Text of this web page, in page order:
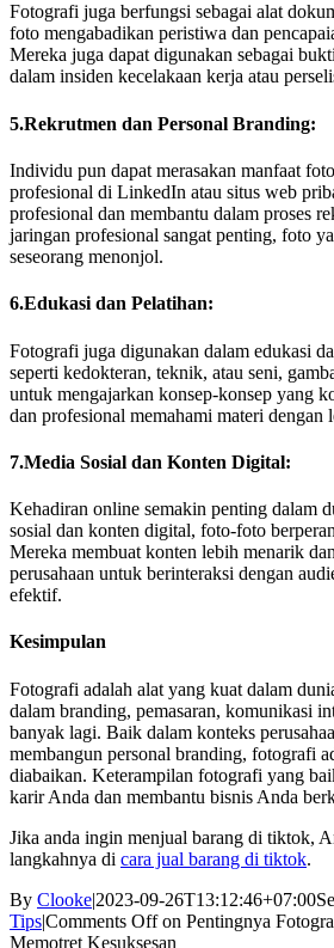
Fotografi juga berfungsi sebagai alat
foto mengabadikan peristiwa dan
Mereka juga dapat digunakan sebagai
dalam insiden kecelakaan kerja atau
5.Rekrutmen dan Personal Branding:
Individu pun dapat merasakan manfaat
profesional di LinkedIn atau situs web
profesional dan membantu dalam proses
jaringan profesional sangat penting, foto
seseorang menonjol.
6.Edukasi dan Pelatihan:
Fotografi juga digunakan dalam edukasi
seperti kedokteran, teknik, atau seni,
untuk mengajarkan konsep-konsep yang
dan profesional memahami materi dengan
7.Media Sosial dan Konten Digital:
Kehadiran online semakin penting dalam
sosial dan konten digital, foto-foto
Mereka membuat konten lebih menarik
perusahaan untuk berinteraksi dengan
efektif.
Kesimpulan
Fotografi adalah alat yang kuat dalam
dalam branding, pemasaran, komunikasi
banyak lagi. Baik dalam konteks
membangun personal branding, fotografi
diabaikan. Keterampilan fotografi yang
karir Anda dan membantu bisnis Anda
Jika anda ingin menjual barang di tiktok,
langkahnya di cara jual barang di tiktok.
By Clooke|2023-09-26T13:12:46+07:00
Tips|Comments Offon Pentingnya
Memotret Kesuksesan